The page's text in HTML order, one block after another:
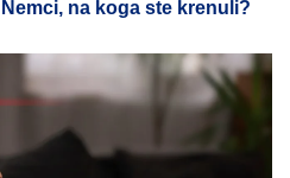
na koga ste krenuli?